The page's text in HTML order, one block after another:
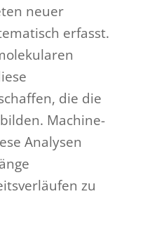
neuer
erfasst.
die die
Machine-
Analysen
zu